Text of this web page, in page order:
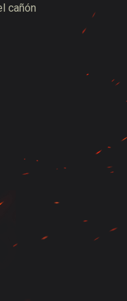
cañón